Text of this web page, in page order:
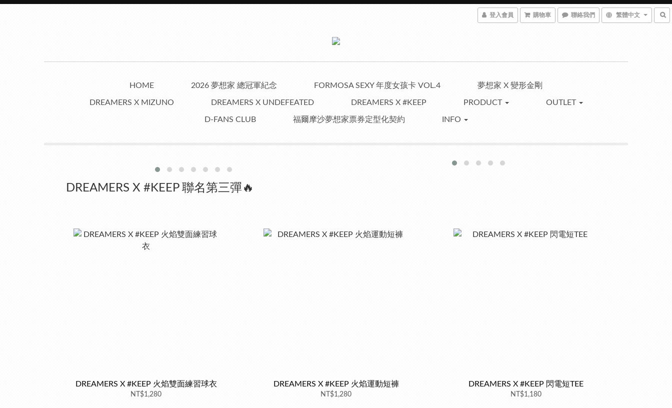
登入會員 購物車 聯絡我們 繁體中文
HOME 2026 夢想家 總冠軍紀念 FORMOSA SEXY 年度女孩卡 VOL.4 夢想家 X 變形金剛
DREAMERS X MIZUNO DREAMERS X UNDEFEATED DREAMERS X #KEEP PRODUCT OUTLET
D-FANS CLUB 福爾摩沙夢想家票券定型化契約 INFO
DREAMERS X #KEEP 聯名第三彈🔥
DREAMERS X #KEEP 火焰雙面練習球衣
NT$1,280
DREAMERS X #KEEP 火焰運動短褲
NT$1,280
DREAMERS X #KEEP 閃電短TEE
NT$1,180